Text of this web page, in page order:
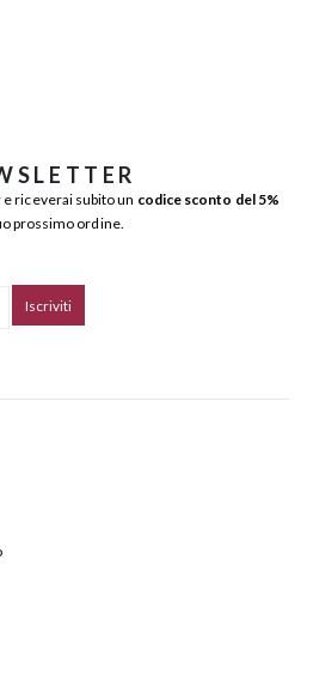
riceverai subito un codice sconto del 5%
prossimo ordine.